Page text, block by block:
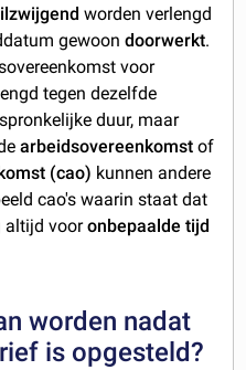
worden verlengd
gewoondoorwerkt.
voor
tegen dezelfde
duur, maar
arbeidsovereenkomstof
(cao) kunnen andere
cao's waarin staat dat
altijd vooronbepaalde tijd
worden nadat
is opgesteld?